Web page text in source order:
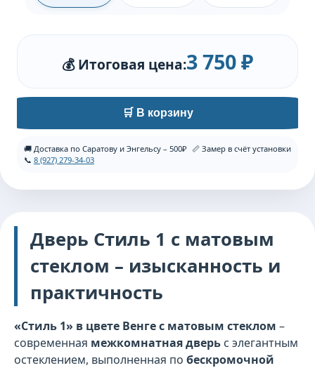
💰 Итоговая цена:3 750 ₽
🛒 В корзину
🚚 Доставка по Саратову и Энгельсу – 500₽ 📏 Замер в счёт установки
📞 8 (927) 279-34-03
Дверь Стиль 1 с матовым
стеклом – изысканность и
практичность
«Стиль 1» в цвете Венге с матовым стеклом –
современная межкомнатная дверь с элегантным
остеклением, выполненная по бескромочной